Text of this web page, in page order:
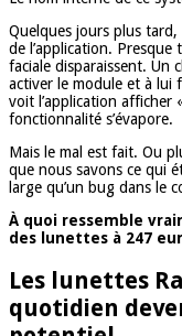
Quelques jours plus
de l’application. Presque
faciale disparaissent. Un
activer le module et à lui
voit l’application afficher
fonctionnalité s’évapore.
Mais le mal est fait. Ou
que nous savons ce qui
large qu’un bug dans le
À quoi ressemble
des lunettes à 247
Les lunettes
quotidien